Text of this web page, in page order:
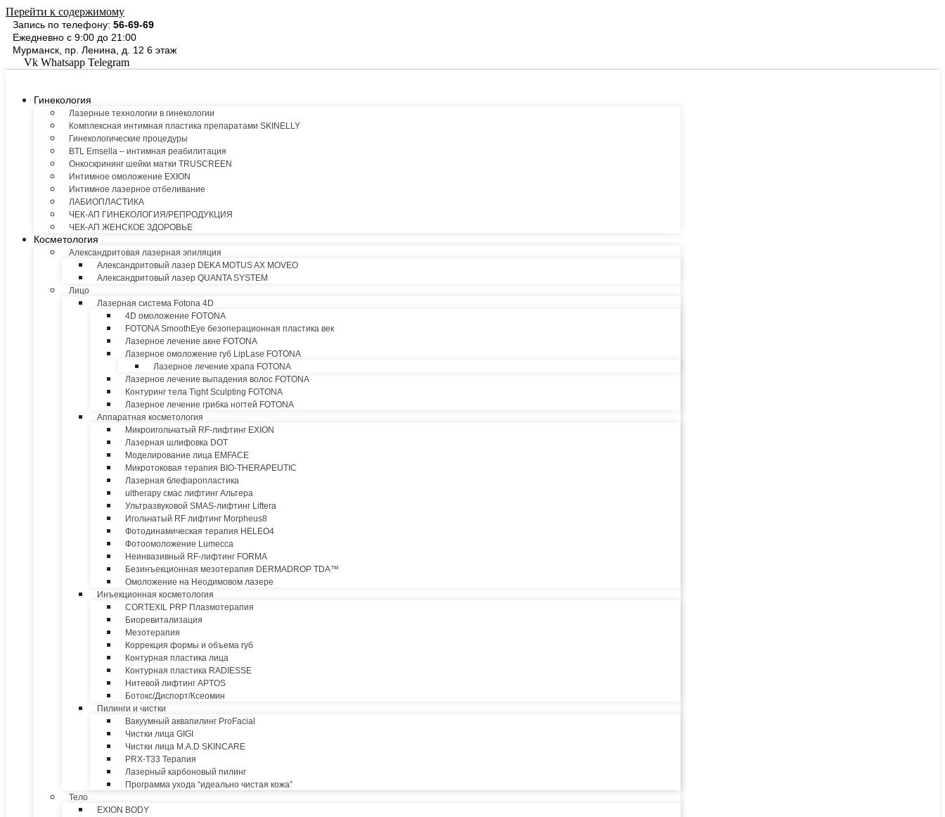
Перейти к содержимому
Запись по телефону: 56-69-69
Ежедневно с 9:00 до 21:00
Мурманск, пр. Ленина, д. 12 6 этаж
Vk Whatsapp Telegram
Гинекология
Лазерные технологии в гинекологии
Комплексная интимная пластика препаратами SKINELLY
Гинекологические процедуры
BTL Emsella – интимная реабилитация
Онкоскрининг шейки матки TRUSCREEN
Интимное омоложение EXION
Интимное лазерное отбеливание
ЛАБИОПЛАСТИКА
ЧЕК-АП ГИНЕКОЛОГИЯ/РЕПРОДУКЦИЯ
ЧЕК-АП ЖЕНСКОЕ ЗДОРОВЬЕ
Косметология
Александритовая лазерная эпиляция
Александритовый лазер DEKA MOTUS AX MOVEO
Александритовый лазер QUANTA SYSTEM
Лицо
Лазерная система Fotona 4D
4D омоложение FOTONA
FOTONA SmoothEye безоперационная пластика век
Лазерное лечение акне FOTONA
Лазерное омоложение губ LipLase FOTONA
Лазерное лечение храпа FOTONA
Лазерное лечение выпадения волос FOTONA
Контуринг тела Tight Sculpting FOTONA
Лазерное лечение грибка ногтей FOTONA
Аппаратная косметология
Микроигольчатый RF-лифтинг EXION
Лазерная шлифовка DOT
Моделирование лица EMFACE
Микротоковая терапия BIO-THERAPEUTIC
Лазерная блефаропластика
ultherapy смас лифтинг Альтера
Ультразвуковой SMAS-лифтинг Liftera
Игольчатый RF лифтинг Morpheus8
Фотодинамическая терапия HELEO4
Фотоомоложение Lumecca
Неинвазивный RF-лифтинг FORMA
Безинъекционная мезотерапия DERMADROP TDA™
Омоложение на Неодимовом лазере
Инъекционная косметология
CORTEXIL PRP Плазмотерапия
Биоревитализация
Мезотерапия
Коррекция формы и объема губ
Контурная пластика лица
Контурная пластика RADIESSE
Нитевой лифтинг APTOS
Ботокс/Диспорт/Ксеомин
Пилинги и чистки
Вакуумный аквапилинг ProFacial
Чистки лица GIGI
Чистки лица M.A.D SKINCARE
PRX-T33 Терапия
Лазерный карбоновый пилинг
Программа ухода “идеально чистая кожа”
Тело
EXION BODY